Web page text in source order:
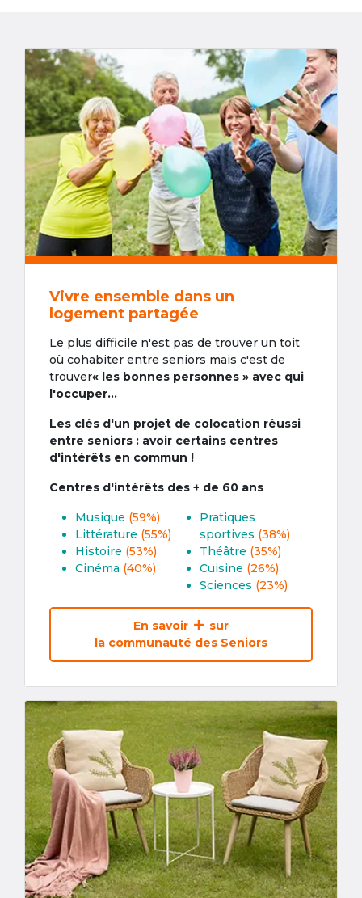
Vivre ensemble dans un
logement partagée
Le plus difficile n'est pas de trouver un toit
où cohabiter entre seniors mais c'est de
trouver« les bonnes personnes » avec qui
l'occuper...
Les clés d'un projet de colocation réussi
entre seniors : avoir certains centres
d'intérêts en commun !
Centres d'intérêts des + de 60 ans
Musique (59%)
Littérature (55%)
Histoire (53%)
Cinéma (40%)
Pratiques
sportives (38%)
Théâtre (35%)
Cuisine (26%)
Sciences (23%)
En savoir
sur
la communauté des Seniors